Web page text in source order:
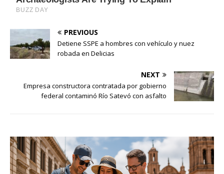
PREVIOUS
Detiene SSPE a hombres con vehículo y nuez
robada en Delicias
NEXT
Empresa constructora contratada por gobierno
federal contaminó Río Satevó con asfalto